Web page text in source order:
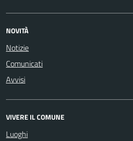
NOVITÀ
Notizie
Comunicati
Avvisi
VIVERE IL COMUNE
Luoghi